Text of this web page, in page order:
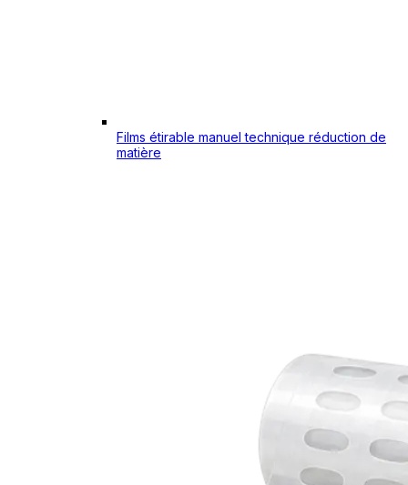
Films étirable manuel technique réduction de
matière